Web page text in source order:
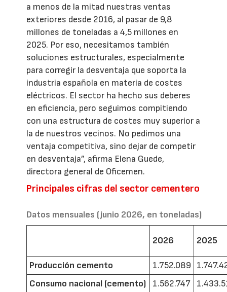
a menos de la mitad nuestras ventas
exteriores desde 2016, al pasar de 9,8
millones de toneladas a 4,5 millones en
2025. Por eso, necesitamos también
soluciones estructurales, especialmente
para corregir la desventaja que soporta la
industria española en materia de costes
eléctricos. El sector ha hecho sus deberes
en eficiencia, pero seguimos compitiendo
con una estructura de costes muy superior a
la de nuestros vecinos. No pedimos una
ventaja competitiva, sino dejar de competir
en desventaja”, afirma Elena Guede,
directora general de Oficemen.
Principales cifras del sector cementero
Datos mensuales (junio 2026, en toneladas)
2026 2025
Producción cemento 1.752.089
Consumo nacional (cemento)
1.562.747